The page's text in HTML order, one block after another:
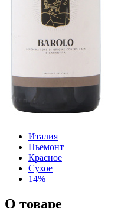
Италия
Пьемонт
Красное
Сухое
14%
О товаре